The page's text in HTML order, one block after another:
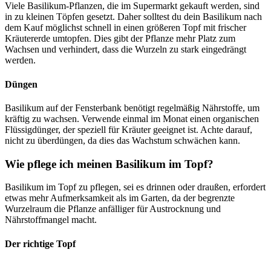
Viele Basilikum-Pflanzen, die im Supermarkt gekauft werden, sind
in zu kleinen Töpfen gesetzt. Daher solltest du dein Basilikum nach
dem Kauf möglichst schnell in einen größeren Topf mit frischer
Kräutererde umtopfen. Dies gibt der Pflanze mehr Platz zum
Wachsen und verhindert, dass die Wurzeln zu stark eingedrängt
werden.
Düngen
Basilikum auf der Fensterbank benötigt regelmäßig Nährstoffe, um
kräftig zu wachsen. Verwende einmal im Monat einen organischen
Flüssigdünger, der speziell für Kräuter geeignet ist. Achte darauf,
nicht zu überdüngen, da dies das Wachstum schwächen kann.
Wie pflege ich meinen Basilikum im Topf?
Basilikum im Topf zu pflegen, sei es drinnen oder draußen, erfordert
etwas mehr Aufmerksamkeit als im Garten, da der begrenzte
Wurzelraum die Pflanze anfälliger für Austrocknung und
Nährstoffmangel macht.
Der richtige Topf